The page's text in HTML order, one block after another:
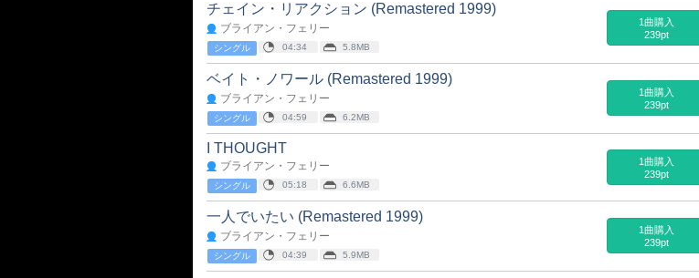
チェイン・リアクション (Remastered 1999)
ブライアン・フェリー
シングル 04:34 5.8MB
1曲購入
239pt
ベイト・ノワール (Remastered 1999)
ブライアン・フェリー
シングル 04:59 6.2MB
1曲購入
239pt
I THOUGHT
ブライアン・フェリー
シングル 05:18 6.6MB
1曲購入
239pt
一人でいたい (Remastered 1999)
ブライアン・フェリー
シングル 04:39 5.9MB
1曲購入
239pt